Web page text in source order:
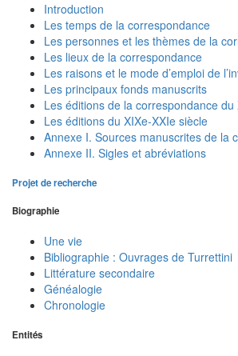
Introduction
Les temps de la correspondance
Les personnes et les thèmes de la
Les lieux de la correspondance
Les raisons et le mode d’emploi de
Les principaux fonds manuscrits
Les éditions de la correspondance du
Les éditions du XIXe-XXIe siècle
Annexe I. Sources manuscrites de la
Annexe II. Sigles et abréviations
Projet de recherche
Biographie
Une vie
Bibliographie : Ouvrages de Turrettini
Littérature secondaire
Généalogie
Chronologie
Entités